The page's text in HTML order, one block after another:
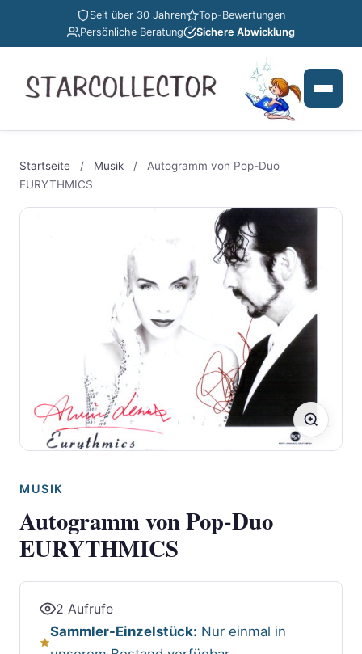
Seit über 30 Jahren
Top-Bewertungen
Persönliche Beratung
Sichere Abwicklung
Startseite / Musik /
Autogramm von Pop-Duo
EURYTHMICS
MUSIK
Autogramm von Pop-Duo
EURYTHMICS
2 Aufrufe
Sammler-Einzelstück: Nur einmal in